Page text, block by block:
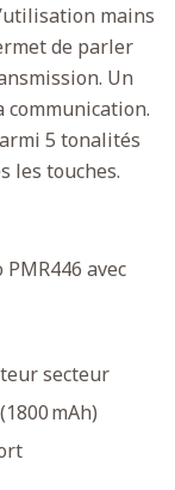
mains
de parler
Un
communication.
5 tonalités
les touches.
avec
secteur
mAh)